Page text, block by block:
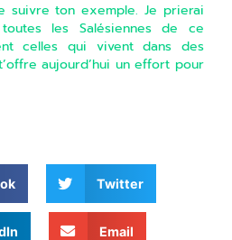
suivre ton exemple. Je prierai
les Salésiennes de ce
celles qui vivent dans des
aujourd’hui un effort pour
Twitter
Email